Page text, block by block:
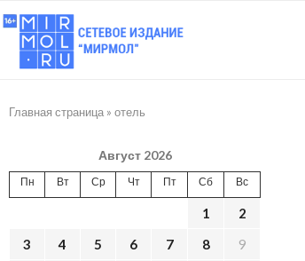
Главная страница » отель
Август 2026
Пн Вт Ср Чт Пт Сб Вс
1
2
3
4 5 6 7 8
9